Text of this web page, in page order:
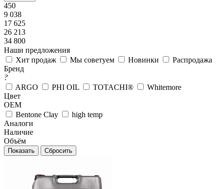
450
9 038
17 625
26 213
34 800
Наши предложения
Хит продаж
Мы советуем Новинки
Распродажа
Бренд
?
ARGO
PHI OIL TOTACHI®
Whitemore
Цвет
OEM
Bentone Clay
high temp
Аналоги
Наличие
Объём
Сбросить